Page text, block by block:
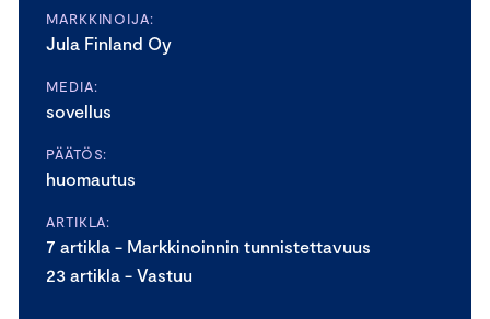
MARKKINOIJA:
Jula Finland Oy
MEDIA:
sovellus
PÄÄTÖS:
huomautus
ARTIKLA:
7 artikla - Markkinoinnin tunnistettavuus
23 artikla - Vastuu